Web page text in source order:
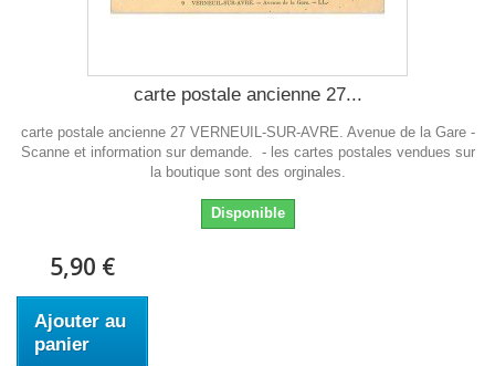
carte postale ancienne 27...
carte postale ancienne 27 VERNEUIL-SUR-AVRE. Avenue de la Gare -
Scanne et information sur demande. - les cartes postales vendues sur
la boutique sont des orginales.
Disponible
5,90 €
Ajouter au
panier